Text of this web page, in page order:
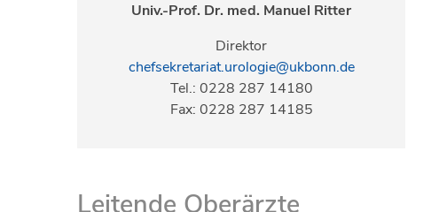
Univ.-Prof. Dr. med. Manuel Ritter
Direktor
chefsekretariat.urologie@ukbonn.de
Tel.: 0228 287 14180
Fax: 0228 287 14185
Leitende Oberärzte